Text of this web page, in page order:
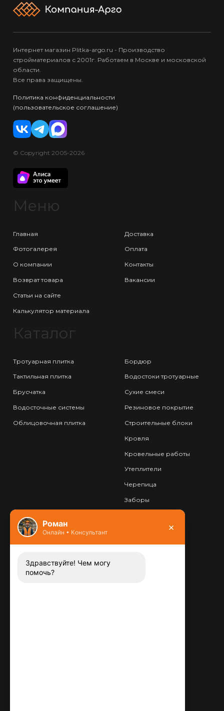
Интернет магазин Plitka-argo.ru - Производство
стройматериалов с 2001г. Работаем в Москве и московской
области.
Все права защищены.
Политика конфиденциальности
(пользовательское соглашение)
© Copyright 2005-2026
Меню
Главная
Фотогалерея
О компании
Возврат товара
Статьи на сайте
Калькулятор материала
Доставка
Оплата
Контакты
Вакансии
Каталог
Тротуарная плитка
Тактильная плитка
Брусчатка
Водосточные системы
Облицовочная плитка
Бордюр
Водостоки тротуарные
Сухие смеси
Резиновое покрытие
Строительные блоки
Кровля
Кровельные работы
Утеплители
Черепица
Заборы
Контакты
Заказать звонок
Роман
Онлайн • Консультант ×
Здравствуйте! Чем могу
помочь?